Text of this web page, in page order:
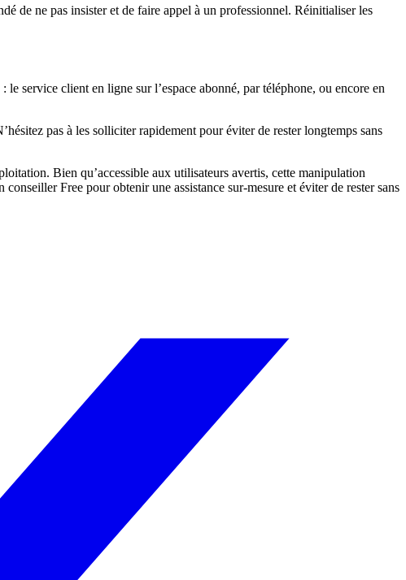
de ne pas insister et de faire appel à un professionnel. Réinitialiser les
service client en ligne sur l’espace abonné, par téléphone, ou encore en
pas à les solliciter rapidement pour éviter de rester longtemps sans
Bien qu’accessible aux utilisateurs avertis, cette manipulation
Free pour obtenir une assistance sur-mesure et éviter de rester sans